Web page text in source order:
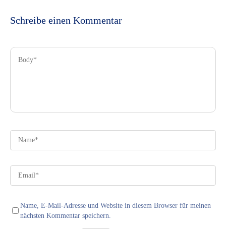
Schreibe einen Kommentar
Name, E-Mail-Adresse und Website in diesem Browser für meinen
nächsten Kommentar speichern.